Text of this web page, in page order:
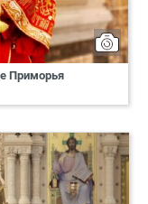
Приморья